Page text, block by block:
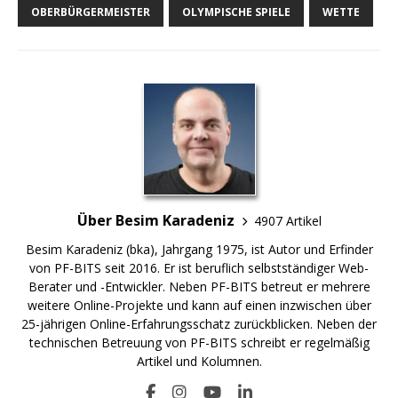
OBERBÜRGERMEISTER OLYMPISCHE SPIELE WETTE
Über Besim Karadeniz
4907 Artikel
Besim Karadeniz (bka), Jahrgang 1975, ist Autor und Erfinder
von PF-BITS seit 2016. Er ist beruflich selbstständiger Web-
Berater und -Entwickler. Neben PF-BITS betreut er mehrere
weitere Online-Projekte und kann auf einen inzwischen über
25-jährigen Online-Erfahrungsschatz zurückblicken. Neben der
technischen Betreuung von PF-BITS schreibt er regelmäßig
Artikel und Kolumnen.